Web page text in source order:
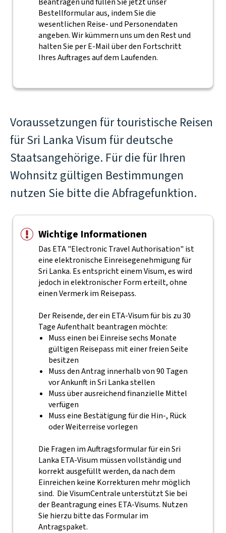
Bestellformular aus, indem Sie die
wesentlichen Reise- und Personendaten
angeben. Wir kümmern uns um den Rest und
halten Sie per E-Mail über den Fortschritt
Ihres Auftrages auf dem Laufenden.
Voraussetzungen für touristische Reisen
für Sri Lanka Visum für deutsche
Staatsangehörige. Für die für Ihren
Wohnsitz gültigen Bestimmungen
nutzen Sie bitte die Abfragefunktion.
Wichtige Informationen
Das ETA "Electronic Travel Authorisation" ist
eine elektronische Einreisegenehmigung für
Sri Lanka. Es entspricht einem Visum, es wird
jedoch in elektronischer Form erteilt, ohne
einen Vermerk im Reisepass.
Der Reisende, der ein ETA-Visum für bis zu 30
Tage Aufenthalt beantragen möchte:
Muss einen bei Einreise sechs Monate
gültigen Reisepass mit einer freien Seite
besitzen
Muss den Antrag innerhalb von 90 Tagen
vor Ankunft in Sri Lanka stellen
Muss über ausreichend finanzielle Mittel
verfügen
Muss eine Bestätigung für die Hin-, Rück
oder Weiterreise vorlegen
Die Fragen im Auftragsformular für ein Sri
Lanka ETA-Visum müssen vollständig und
korrekt ausgefüllt werden, da nach dem
Einreichen keine Korrekturen mehr möglich
sind. Die VisumCentrale unterstützt Sie bei
der Beantragung eines ETA-Visums. Nutzen
Sie hierzu bitte das Formular im
Antragspaket.